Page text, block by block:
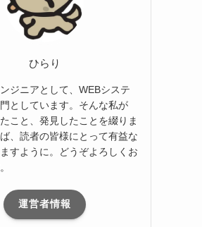
ひらり
ジニアとして、WEBシステ
としています。そんな私が
こと、発見したことを綴りま
、読者の皆様にとって有益な
すように。どうぞよろしくお
運営者情報